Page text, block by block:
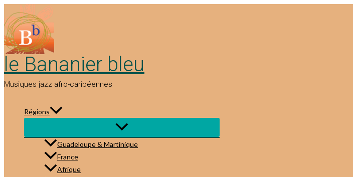
au
contenu
le Bananier bleu
Musiques jazz afro-caribéennes
Régions
Guadeloupe & Martinique
France
Afrique